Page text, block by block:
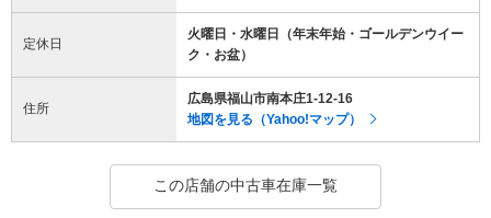
定休日
火曜日・水曜日（年末年始・ゴールデンウイー
ク・お盆）
住所
広島県福山市南本庄1-12-16
地図を見る（Yahoo!マップ）
この店舗の中古車在庫一覧